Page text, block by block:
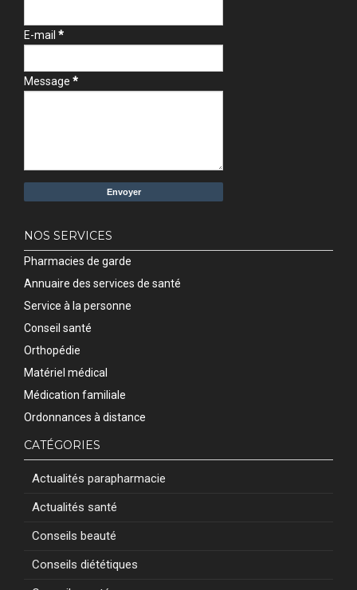
E-mail *
Message *
NOS SERVICES
Pharmacies de garde
Annuaire des services de santé
Service à la personne
Conseil santé
Orthopédie
Matériel médical
Médication familiale
Ordonnances à distance
CATÉGORIES
Actualités parapharmacie
Actualités santé
Conseils beauté
Conseils diététiques